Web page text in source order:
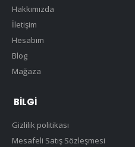
Hakkımızda
İletişim
Hesabım
Blog
Mağaza
BILGI
Gizlilik politikası
Mesafeli Satış Sözleşmesi